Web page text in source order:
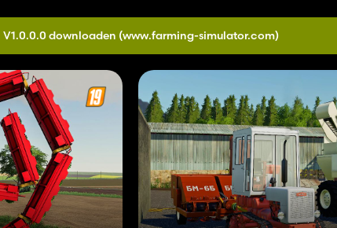
V1.0.0.0 downloaden (www.farming-simulator.com)